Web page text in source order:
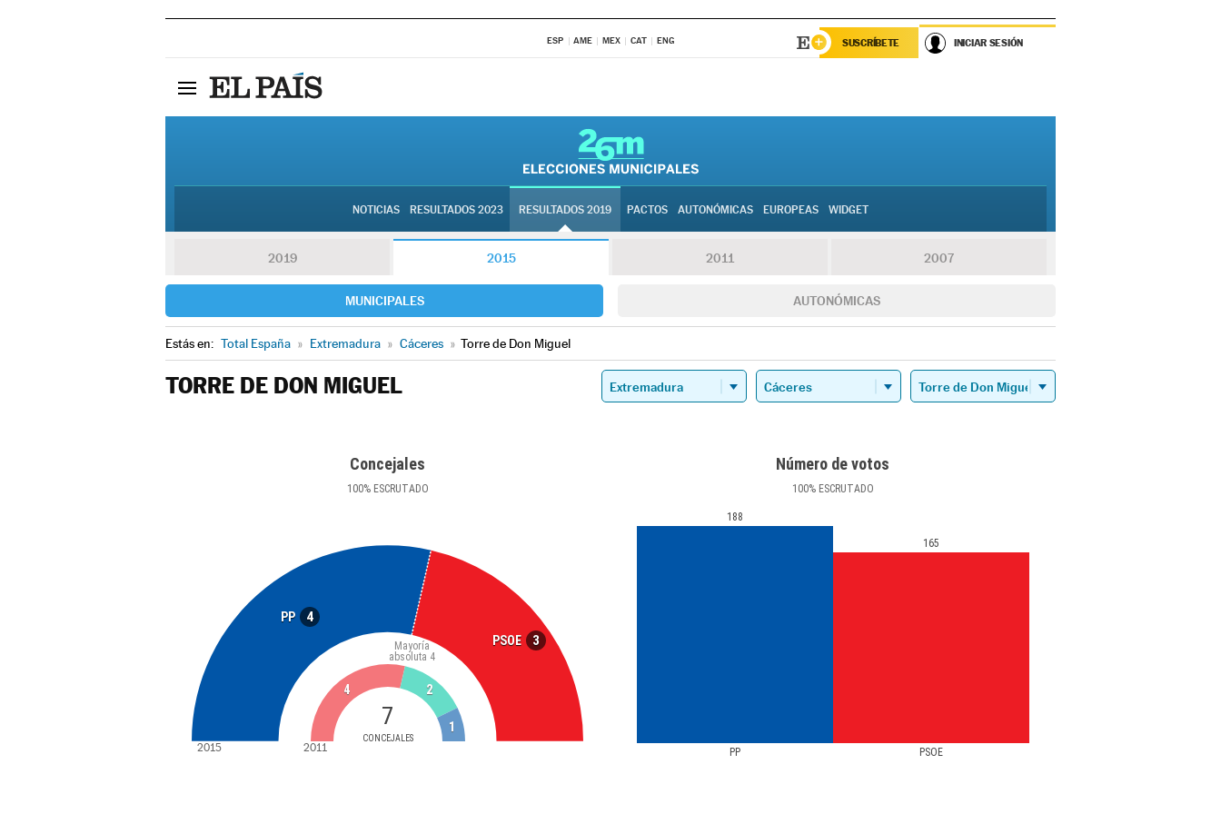
ESP AME MEX CAT ENG SUSCRÍBETE INICIAR SESIÓN
NOTICIAS RESULTADOS 2023 RESULTADOS 2019 PACTOS AUTONÓMICAS EUROPEAS WIDGET
2019 2015 2011 2007
MUNICIPALES AUTONÓMICAS
Estás en: Total España » Extremadura » Cáceres » Torre de Don Miguel
TORRE DE DON MIGUEL
Concejales
100%ESCRUTADO
PP 4
PSOE 3
7
CONCEJALES
Mayoría
absoluta 4
4 2
1
2015 2011
Número de votos
100%ESCRUTADO
PP PSOE
188
165